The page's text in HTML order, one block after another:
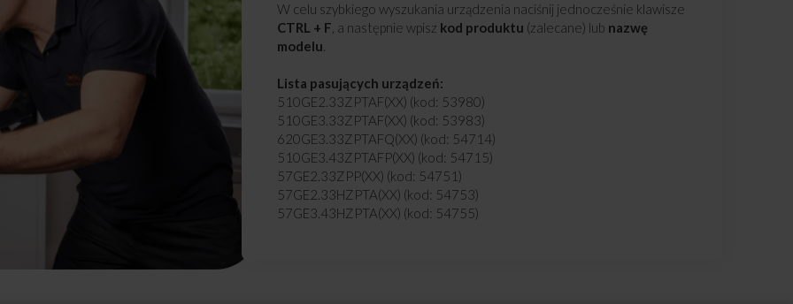
W celu szybkiego wyszukania urządzenia naciśnij jednocześnie klawisze
CTRL + F , a następnie wpisz kod produktu (zalecane) lub nazwę
modelu
Lista pasujących urządzeń:
510GE2.33ZPTAF(XX) (kod: 53980)
510GE3.33ZPTAF(XX) (kod: 53983)
620GE3.33ZPTAFQ(XX) (kod: 54714)
510GE3.43ZPTAFP(XX) (kod: 54715)
57GE2.33ZPP(XX) (kod: 54751)
57GE2.33HZPTA(XX) (kod: 54753)
57GE3.43HZPTA(XX) (kod: 54755)